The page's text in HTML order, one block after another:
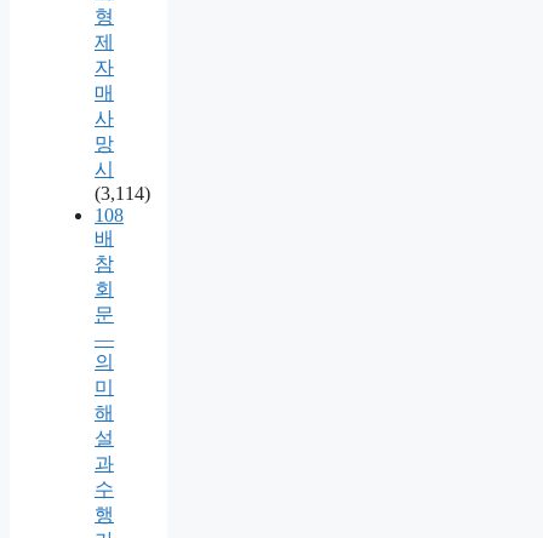
형
제
자
매
사
망
시
(3,114)
108
배
참
회
문
—
의
미
해
설
과
수
행